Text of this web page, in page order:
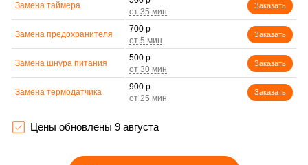
Замена таймера Заказать
Замена предохранителя
700 р
Заказать
Замена шнура питания
500 р
Заказать
Замена термодатчика
900 р
Заказать
управления
Цены обновлены 9 августа